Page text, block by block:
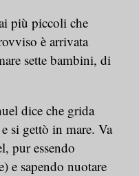
più piccoli che
è arrivata
sette bambini, di
dice che grida
si gettò in mare. Va
pur essendo
e sapendo nuotare